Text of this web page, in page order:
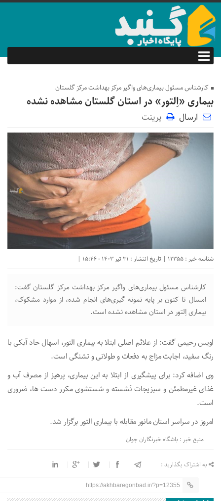
کارشناس مسئول بیماری‌های واگیر مرکز بهداشت مرکز گلستان
بیماری «اِلتور» در استان گلستان مشاهده نشده
ارسال پرینت
شناسه خبر : 12355 | تاریخ انتشار : 31 تیر 1403 - 15:46 |
کارشناس مسئول بیماری‌های واگیر مرکز بهداشت مرکز گلستان گفت:
امسال تا کنون بر پایه نمونه گیری‌های انجام شده، از موارد مشکوک،
بیماری اِلتور در استان مشاهده نشده است.
اویس رحیمی گفت: از علائم اصلی ابتلا به بیماری التور، اسهال حاد آبکی با
رنگ سفید، اجابت مزاج به دفعات و طولانی و تشنگی است.
وی اضافه کرد: برای پیشگیری از ابتلا به این بیماری، پرهیز از مصرف آب و
غذای غیرمطمئن و سبزیجات نَشسته و شستشوی مکرر دست ها، ضروری
است.
امروز در سراسر استان مانور مقابله با بیماری التور برگزار شد.
منبع خبر : باشگاه خبرنگاران جوان
به اشتراک بگذارید :
https://akhbaregonbad.ir/?p=12355